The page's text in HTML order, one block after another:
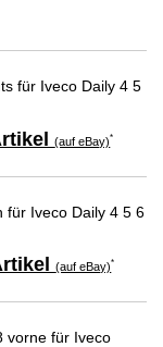
für Iveco Daily 4 5
(auf eBay)*
für Iveco Daily 4 5 6
(auf eBay)*
vorne für Iveco